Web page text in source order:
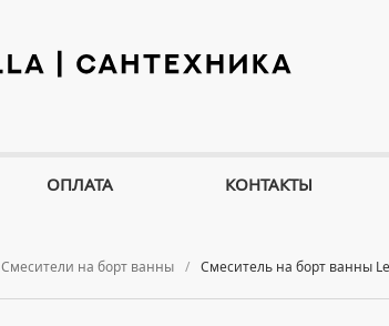
Смесители на борт ванны Смеситель на борт ванны
ОПЛАТА КОНТАКТЫ